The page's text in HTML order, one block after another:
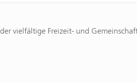
vielfältige Freizeit- und